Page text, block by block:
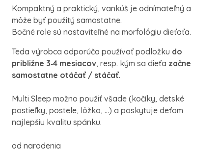
Kompaktný a praktický, vankúš je odnímateľný a
môže byť použitý samostatne.
Bočné role sú nastaviteľné na morfológiu dieťaťa.
Teda výrobca odporúča používať podložku do
približne 3‑4 mesiacov, resp. kým sa dieťa začne
samostatne otáčať / stáčať.
Multi Sleep možno použiť všade (kočíky, detské
postieľky, postele, lôžka, ...) a poskytuje deťom
najlepšiu kvalitu spánku.
od narodenia